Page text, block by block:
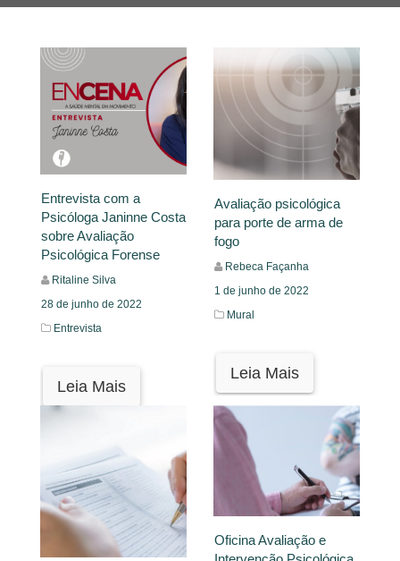
Entrevista com a
Psicóloga Janinne Costa
sobre Avaliação
Psicológica Forense
Ritaline Silva
28 de junho de 2022
Entrevista
Leia Mais
Avaliação psicológica
para porte de arma de
fogo
Rebeca Façanha
1 de junho de 2022
Mural
Leia Mais
Oficina Avaliação e